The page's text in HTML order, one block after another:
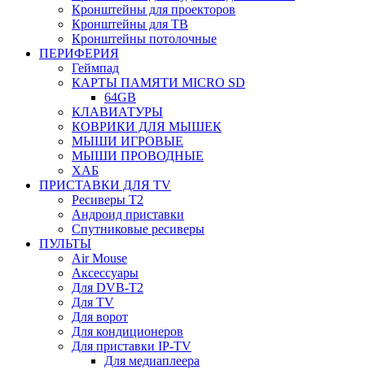
Кронштейны для проекторов
Кронштейны для ТВ
Кронштейны потолочные
ПЕРИФЕРИЯ
Геймпад
КАРТЫ ПАМЯТИ MICRO SD
64GB
КЛАВИАТУРЫ
КОВРИКИ ДЛЯ МЫШЕК
МЫШИ ИГРОВЫЕ
МЫШИ ПРОВОДНЫЕ
ХАБ
ПРИСТАВКИ ДЛЯ TV
Ресиверы Т2
Андроид приставки
Спутниковые ресиверы
ПУЛЬТЫ
Air Mouse
Аксессуары
Для DVB-T2
Для TV
Для ворот
Для кондиционеров
Для приставки IP-TV
Для медиаплеера